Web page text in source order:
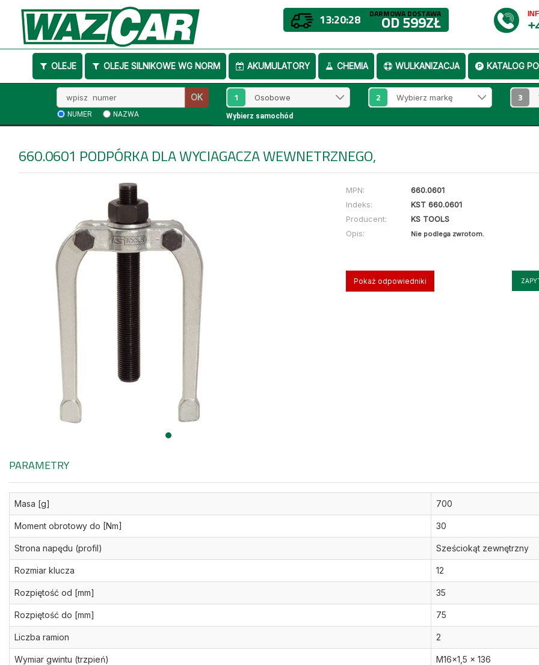
13:20:28 DARMOWA DOSTAWA
OD 599ZŁ
OLEJE OLEJE SILNIKOWE WG NORM AKUMULATORY CHEMIA WULKANIZACJA KATALOG
numer
OK
NUMER NAZWA
1 2 3
Wybierz samochód
660.0601 PODPÓRKA DLA WYCIAGACZA WEWNETRZNEGO,
MPN:
660.0601
Indeks:
KST 660.0601
Producent:
KS TOOLS
Opis:
Nie podlega zwrotom.
Pokaż odpowiedniki
PARAMETRY
Masa [g] 700
Moment obrotowy do [Nm] 30
Strona napędu (profil) Sześciokąt zewnętrzny
Rozmiar klucza 12
Rozpiętość od [mm] 35
Rozpiętość do [mm] 75
Liczba ramion 2
Wymiar gwintu (trzpień) M16x1,5 x 136